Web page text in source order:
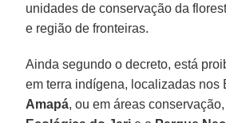
unidades de conservação da
e região de fronteiras.
Ainda segundo o decreto, está
em terra indígena, localizadas nos
Amapá, ou em áreas